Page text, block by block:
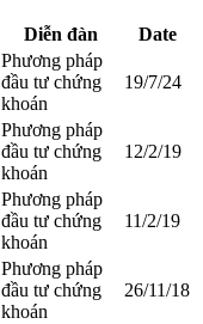
Diễn đàn
Date
Phương pháp
đầu tư chứng
khoán
19/7/24
Phương pháp
đầu tư chứng
khoán
12/2/19
Phương pháp
đầu tư chứng
khoán
11/2/19
Phương pháp
đầu tư chứng
khoán
26/11/18